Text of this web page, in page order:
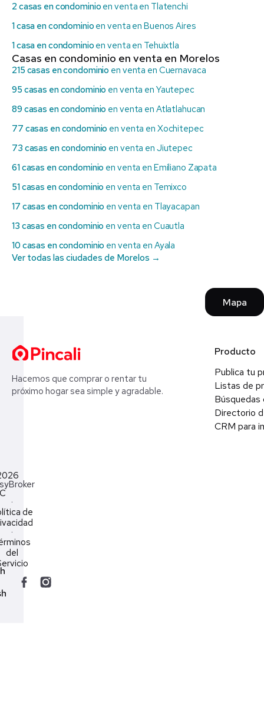
2 casas en condominio en venta en Tlatenchi
1 casa en condominio en venta en Buenos Aires
1 casa en condominio en venta en Tehuixtla
Casas en condominio en venta en Morelos
215 casas en condominio en venta en Cuernavaca
95 casas en condominio en venta en Yautepec
89 casas en condominio en venta en Atlatlahucan
77 casas en condominio en venta en Xochitepec
73 casas en condominio en venta en Jiutepec
61 casas en condominio en venta en Emiliano Zapata
51 casas en condominio en venta en Temixco
17 casas en condominio en venta en Tlayacapan
13 casas en condominio en venta en Cuautla
10 casas en condominio en venta en Ayala
Ver todas las ciudades de Morelos →
Mapa
Hacemos que comprar o rentar tu
próximo hogar sea simple y agradable.
Producto
Publica tu
Listas de
Búsquedas
Directorio
CRM para
·
de
·
del